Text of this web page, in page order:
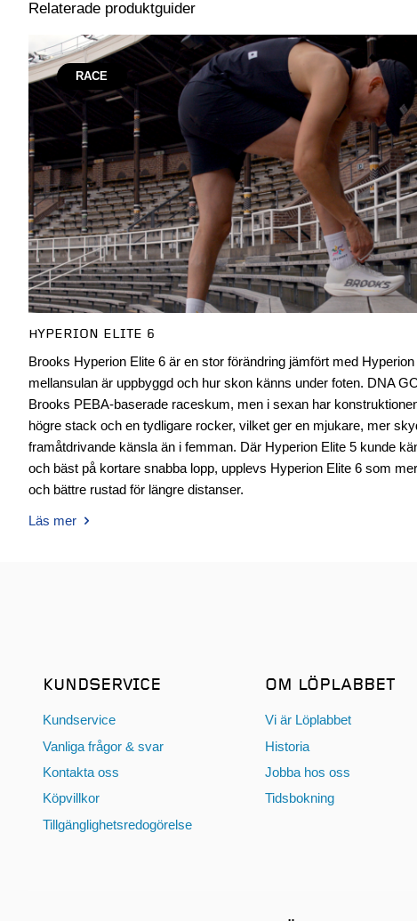
Relaterade produktguider
RACE
HYPERION ELITE 6
Brooks Hyperion Elite 6 är en stor förändring jämfört med
mellansulan är uppbyggd och hur skon känns under foten. DNA
Brooks PEBA-baserade raceskum, men i sexan har
högre stack och en tydligare rocker, vilket ger en mjukare, mer
framåtdrivande känsla än i femman. Där Hyperion Elite 5 kunde
och bäst på kortare snabba lopp, upplevs Hyperion Elite 6 som
och bättre rustad för längre distanser.
Läs mer
KUNDSERVICE
Kundservice
Vanliga frågor & svar
Kontakta oss
Köpvillkor
Tillgänglighetsredogörelse
OM LÖPLABBET
Vi är Löplabbet
Historia
Jobba hos oss
Tidsbokning